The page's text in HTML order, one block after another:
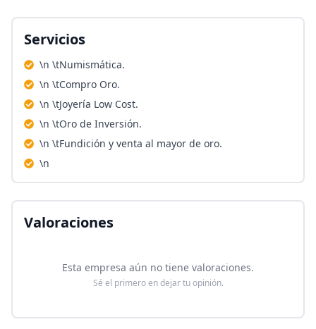
Servicios
\n \tNumismática.
\n \tCompro Oro.
\n \tJoyería Low Cost.
\n \tOro de Inversión.
\n \tFundición y venta al mayor de oro.
\n
Valoraciones
Esta empresa aún no tiene valoraciones.
Sé el primero en dejar tu opinión.